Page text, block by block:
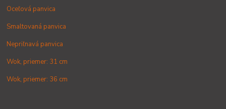
Oceľová panvica
Smaltovaná panvica
Nepriľnavá panvica
Wok, priemer: 31 cm
Wok, priemer: 36 cm